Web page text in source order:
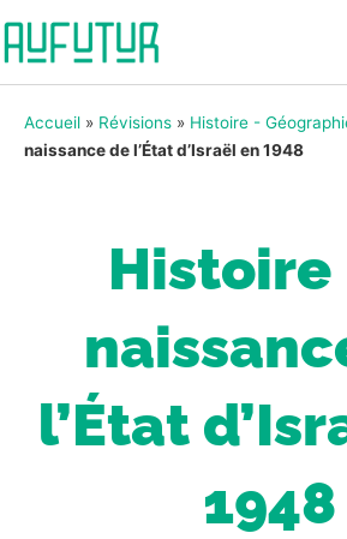
Accueil » Révisions » Histoire -
naissance de l’État d’Israël en 1948
Histoire
l’État
1948